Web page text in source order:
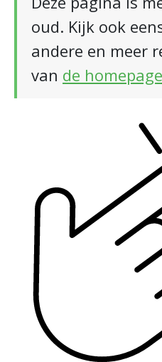
oud. Kijk ook
andere en meer
van de homepage